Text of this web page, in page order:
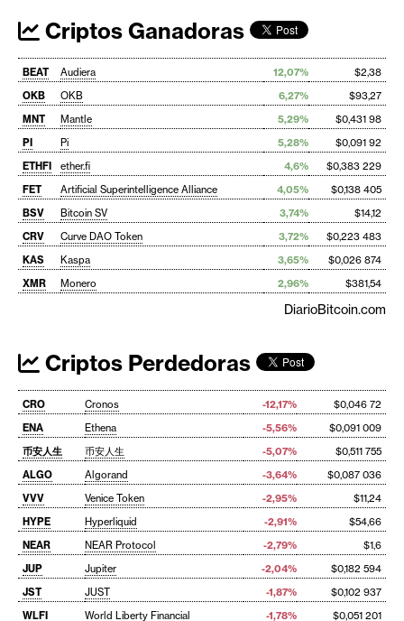
Criptos Ganadoras
BEAT Audiera 12,07%
$2,38
OKB
OKB 6,27%
$93,27
MNT
Mantle 5,29%
$0,431 98
PI
Pi 5,28%
$0,091 92
ETHFI
ether.fi 4,6%
$0,383 229
FET
Artificial Superintelligence Alliance 4,05%
$0,138 405
BSV
Bitcoin SV 3,74%
$14,12
CRV
Curve DAO Token 3,72%
$0,223 483
KAS
Kaspa 3,65%
$0,026 874
XMR
Monero 2,96% $381,54
DiarioBitcoin.com
Criptos Perdedoras
CRO Cronos -12,17%
$0,046 72
ENA
Ethena -5,56%
$0,091 009
币安人生
币安人生 -5,07%
$0,511 755
ALGO
Algorand -3,64%
$0,087 036
VVV
Venice Token -2,95%
$11,24
HYPE
Hyperliquid -2,91%
$54,66
NEAR
NEAR Protocol -2,79%
$1,6
JUP
Jupiter -2,04%
$0,182 594
JST
JUST -1,87%
$0,102 937
WLFI
World Liberty Financial -1,78% $0,051 201